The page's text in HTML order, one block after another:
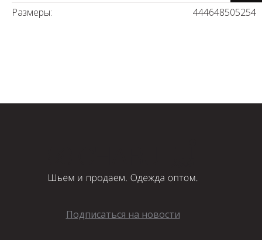
Размеры:
444648505254
Подписаться на новости